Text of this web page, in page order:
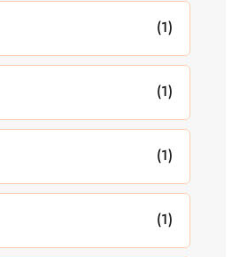
(1)
(1)
(1)
(1)